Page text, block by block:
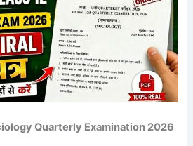
Quarterly Examination 2026